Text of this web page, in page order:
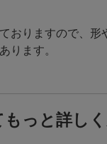
おりますので、形
ります。
っと詳し